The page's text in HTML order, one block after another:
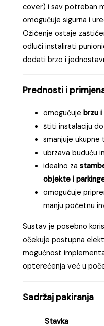
cover) i sav potreban
omogućuje sigurna i
Ožičenje ostaje
odluči instalirati
dodati brzo i
Prednosti i
omogućujebrzu
štiti instalaciju
smanjuje
ubrzava buduću
idealno za
objekte i
omogućuje
manju početnu
Sustav je posebno
očekuje postupna
mogućnost
opterećenja već u
Sadržaj pakiranja
Stavka